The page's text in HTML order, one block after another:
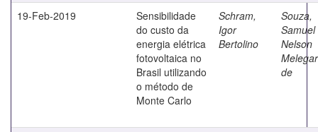
19-Feb-2019
Sensibilidade
do custo da
energia elétrica
fotovoltaica no
Brasil utilizando
o método de
Monte Carlo
Schram,
Igor
Bertolino
Souza,
Samuel
Nelson
de